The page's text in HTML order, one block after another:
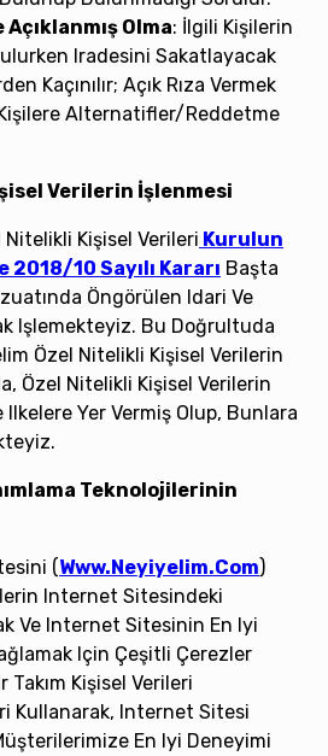
Olma: İlgili Kişilerin
Iradesini Sakatlayacak
Kaçınılır; Açık Rıza Vermek
Alternatifler/reddetme
Verilerin İşlenmesi
Kişisel Verileri Kurulun
2018/10 Sayılı Kararı Başta
Öngörülen Idari Ve
Işlemekteyiz. Bu Doğrultuda
Özel Nitelikli Kişisel Verilerin
Özel Nitelikli Kişisel Verilerin
Yer Vermiş Olup, Bunlara
Teknolojilerinin
(Www.neyiyelim.com)
Internet Sitesindeki
Ve Internet Sitesinin En Iyi
Için Çeşitli Çerezler
Kişisel Verileri
Kullanarak, Internet Sitesi
En Iyi Deneyimi